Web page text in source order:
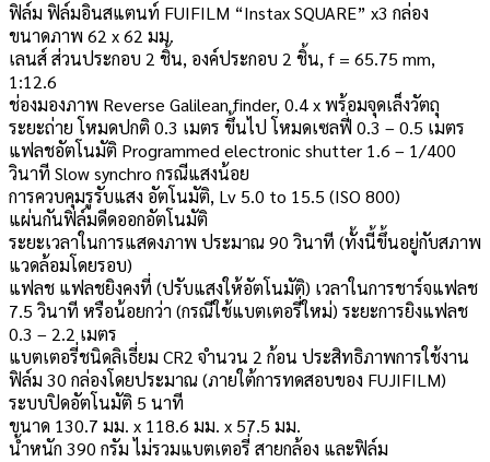
ฟิล์ม ฟิล์มอินสแตนท์ FUIFILM “Instax SQUARE” x3 กล่อง
ขนาดภาพ 62 x 62 มม.
เลนส์ ส่วนประกอบ 2 ชิ้น, องค์ประกอบ 2 ชิ้น, f = 65.75 mm,
1:12.6
ช่องมองภาพ Reverse Galilean finder, 0.4 x พร้อมจุดเล็งวัตถุ
ระยะถ่าย โหมดปกติ 0.3 เมตร ขึ้นไป โหมดเซลฟี่ 0.3 – 0.5 เมตร
แฟลชอัตโนมัติ Programmed electronic shutter 1.6 – 1/400
วินาที Slow synchro กรณีแสงน้อย
การควบคุมรูรับแสง อัตโนมัติ, Lv 5.0 to 15.5 (ISO 800)
แผ่นกันฟิล์มดีดออกอัตโนมัติ
ระยะเวลาในการแสดงภาพ ประมาณ 90 วินาที (ทั้งนี้ขึ้นอยู่กับสภาพ
แวดล้อมโดยรอบ)
แฟลช แฟลชยิงคงที่ (ปรับแสงให้อัตโนมัติ) เวลาในการชาร์จแฟลช
7.5 วินาที หรือน้อยกว่า (กรณีใช้แบตเตอรี่ใหม่) ระยะการยิงแฟลช
0.3 – 2.2 เมตร
แบตเตอรี่ชนิดลิเธี่ยม CR2 จำนวน 2 ก้อน ประสิทธิภาพการใช้งาน
ฟิล์ม 30 กล่องโดยประมาณ (ภายใต้การทดสอบของ FUJIFILM)
ระบบปิดอัตโนมัติ 5 นาที
ขนาด 130.7 มม. x 118.6 มม. x 57.5 มม.
น้ำหนัก 390 กรัม ไม่รวมแบตเตอรี่ สายกล้อง และฟิล์ม